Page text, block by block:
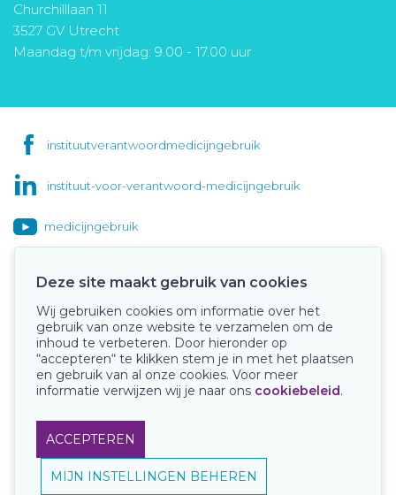
Churchilllaan 11
3527 GV Utrecht
Maandag t/m vrijdag: 9.00 - 17.00 uur
instituutverantwoordmedicijngebruik
instituut-voor-verantwoord-medicijngebruik
medicijngebruik
Onze keurmerken
Deze site maakt gebruik van cookies
Wij gebruiken cookies om informatie over het
gebruik van onze website te verzamelen om de
inhoud te verbeteren. Door hieronder op
“accepteren“ te klikken stem je in met het plaatsen
en gebruik van al onze cookies. Voor meer
informatie verwijzen wij je naar ons cookiebeleid.
ACCEPTEREN
MIJN INSTELLINGEN BEHEREN